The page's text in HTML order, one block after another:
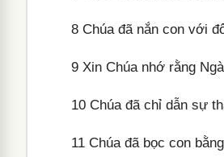
8 Chúa đã nắn con với
9 Xin Chúa nhớ rằng
10 Chúa đã chỉ dẫn sự
11 Chúa đã bọc con